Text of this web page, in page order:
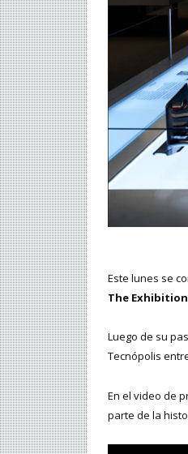
Este lunes se
The
Luego de su
Tecnópolis
En el video de
parte de la